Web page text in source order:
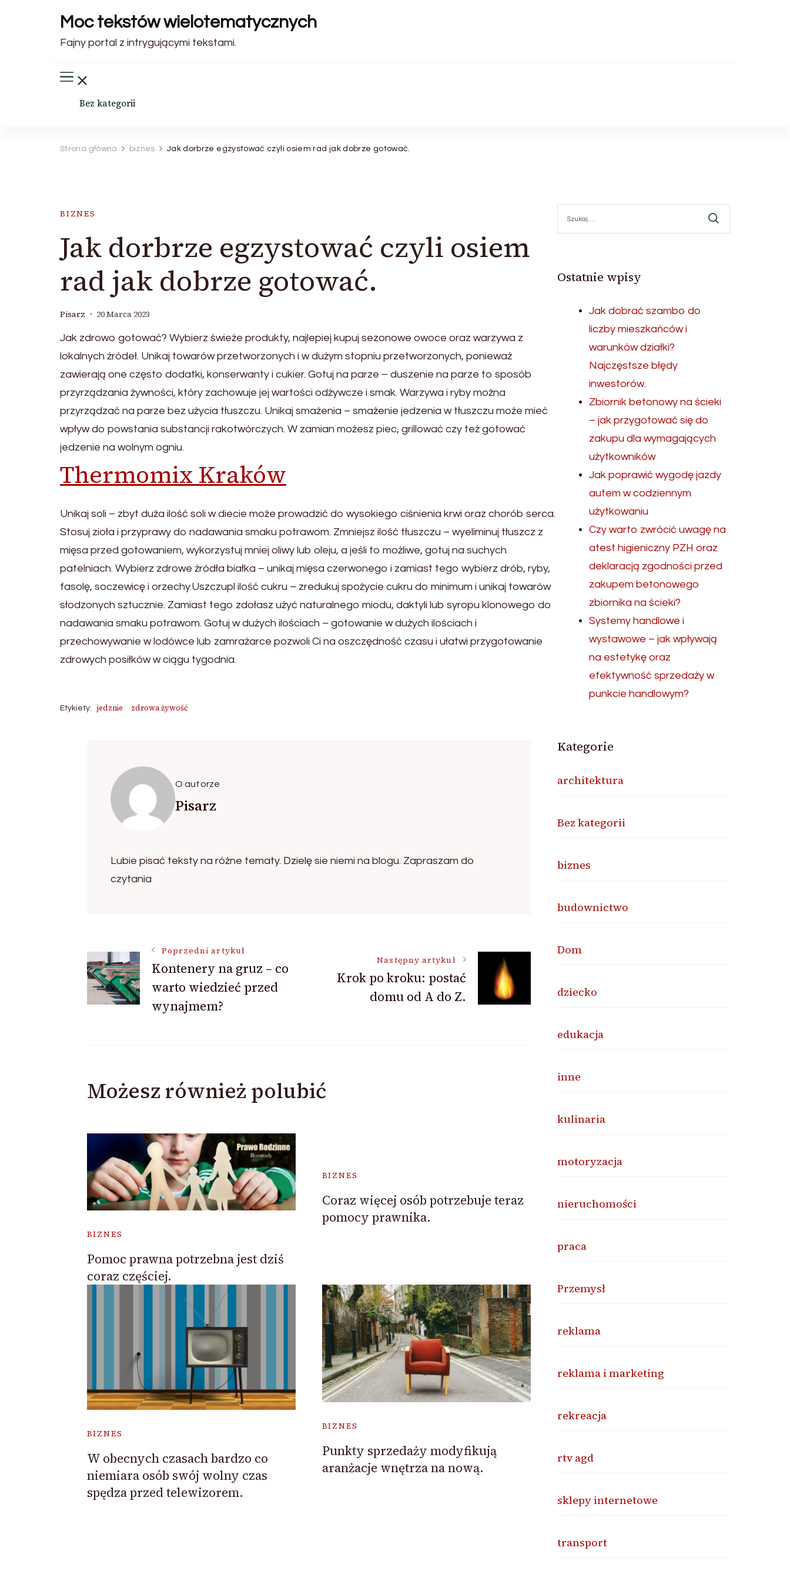
Moc tekstów wielotematycznych
Fajny portal z intrygującymi tekstami.
Bez kategorii
Strona główna biznes Jak dorbrze egzystować czyli osiem rad jak dobrze gotować.
BIZNES
Jak dorbrze egzystować czyli osiem
rad jak dobrze gotować.
Pisarz 20 Marca 2023
Jak zdrowo gotować? Wybierz świeże produkty, najlepiej kupuj sezonowe owoce oraz warzywa z
lokalnych źródeł. Unikaj towarów przetworzonych i w dużym stopniu przetworzonych, ponieważ
zawierają one często dodatki, konserwanty i cukier. Gotuj na parze – duszenie na parze to sposób
przyrządzania żywności, który zachowuje jej wartości odżywcze i smak. Warzywa i ryby można
przyrządzać na parze bez użycia tłuszczu. Unikaj smażenia – smażenie jedzenia w tłuszczu może mieć
wpływ do powstania substancji rakotwórczych. W zamian możesz piec, grillować czy też gotować
jedzenie na wolnym ogniu.
Thermomix Kraków
Unikaj soli – zbyt duża ilość soli w diecie może prowadzić do wysokiego ciśnienia krwi oraz chorób serca.
Stosuj zioła i przyprawy do nadawania smaku potrawom. Zmniejsz ilość tłuszczu – wyeliminuj tłuszcz z
mięsa przed gotowaniem, wykorzystuj mniej oliwy lub oleju, a jeśli to możliwe, gotuj na suchych
patelniach. Wybierz zdrowe źródła białka – unikaj mięsa czerwonego i zamiast tego wybierz drób, ryby,
fasolę, soczewicę i orzechy.Uszczupl ilość cukru – zredukuj spożycie cukru do minimum i unikaj towarów
słodzonych sztucznie. Zamiast tego zdołasz użyć naturalnego miodu, daktyli lub syropu klonowego do
nadawania smaku potrawom. Gotuj w dużych ilościach – gotowanie w dużych ilościach i
przechowywanie w lodówce lub zamrażarce pozwoli Ci na oszczędność czasu i ułatwi przygotowanie
zdrowych posiłków w ciągu tygodnia.
Etykiety: jedznie zdrowa żywość
O autorze
Pisarz
Lubie pisać teksty na różne tematy. Dzielę sie niemi na blogu. Zapraszam do
czytania
Nawigacja
wpisu
Poprzedni artykuł
Kontenery na gruz – co
warto wiedzieć przed
wynajmem?
Następny artykuł
Krok po kroku: postać
domu od A do Z.
Możesz również polubić
BIZNES
Pomoc prawna potrzebna jest dziś
coraz częściej.
BIZNES
Coraz więcej osób potrzebuje teraz
pomocy prawnika.
BIZNES
W obecnych czasach bardzo co
niemiara osób swój wolny czas
spędza przed telewizorem.
BIZNES
Punkty sprzedaży modyfikują
aranżacje wnętrza na nową.
Ostatnie wpisy
Jak dobrać szambo do
liczby mieszkańców i
warunków działki?
Najczęstsze błędy
inwestorów.
Zbiornik betonowy na ścieki
– jak przygotować się do
zakupu dla wymagających
użytkowników
Jak poprawić wygodę jazdy
autem w codziennym
użytkowaniu
Czy warto zwrócić uwagę na
atest higieniczny PZH oraz
deklaracją zgodności przed
zakupem betonowego
zbiornika na ścieki?
Systemy handlowe i
wystawowe – jak wpływają
na estetykę oraz
efektywność sprzedaży w
punkcie handlowym?
Kategorie
architektura
Bez kategorii
biznes
budownictwo
Dom
dziecko
edukacja
inne
kulinaria
motoryzacja
nieruchomości
praca
Przemysł
reklama
reklama i marketing
rekreacja
rtv agd
sklepy internetowe
transport